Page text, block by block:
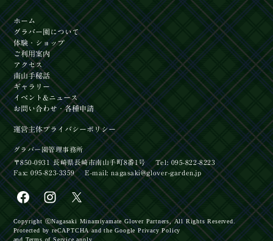
【イベント】７/17開始！企画展「富三郎のお魚図
鑑～グラバー図譜を見てみよう～」
【お知らせ】長崎の魅力を詰め込んだカプセルトイ
ホーム
グラバー園 について
体験・ショップ
ご利用案内
アクセス
南山手秘話
ギャラリー
イベント &ニュース
お問い合わせ・各種申請
運営主体プライバシーポリシー
グラバー園管理事務所
〒850-0931 長崎県長崎市南山手町8番1号 Tel: 095-822-8223
Fax: 095-823-3359 E-mail:nagasaki@glover-garden.jp
Copyright ⓒNagasaki Minamiyamate Glover Partners,All Rights Reserved.
Protected by reCAPTCHAand the GooglePrivacy Policy